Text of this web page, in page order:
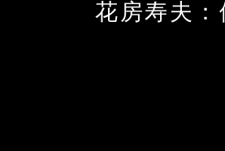
花房寿夫：